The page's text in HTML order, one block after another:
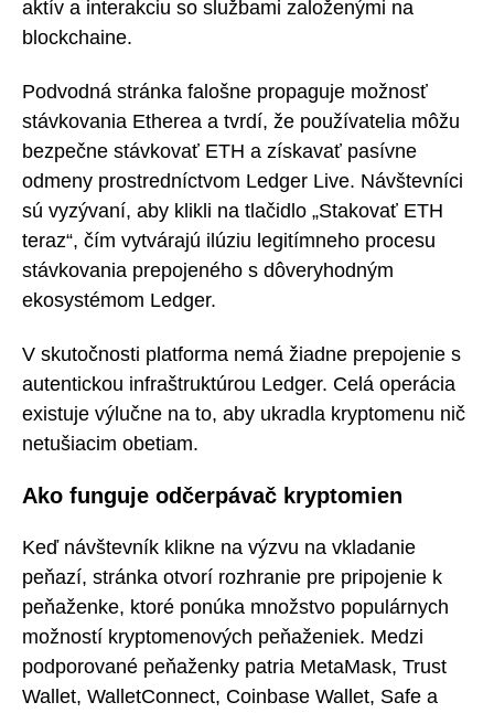
aktív a interakciu so službami založenými na
blockchaine.
Podvodná stránka falošne propaguje možnosť
stávkovania Etherea a tvrdí, že používatelia môžu
bezpečne stávkovať ETH a získavať pasívne
odmeny prostredníctvom Ledger Live. Návštevníci
sú vyzývaní, aby klikli na tlačidlo „Stakovať ETH
teraz“, čím vytvárajú ilúziu legitímneho procesu
stávkovania prepojeného s dôveryhodným
ekosystémom Ledger.
V skutočnosti platforma nemá žiadne prepojenie s
autentickou infraštruktúrou Ledger. Celá operácia
existuje výlučne na to, aby ukradla kryptomenu nič
netušiacim obetiam.
Ako funguje odčerpávač kryptomien
Keď návštevník klikne na výzvu na vkladanie
peňazí, stránka otvorí rozhranie pre pripojenie k
peňaženke, ktoré ponúka množstvo populárnych
možností kryptomenových peňaženiek. Medzi
podporované peňaženky patria MetaMask, Trust
Wallet, WalletConnect, Coinbase Wallet, Safe a